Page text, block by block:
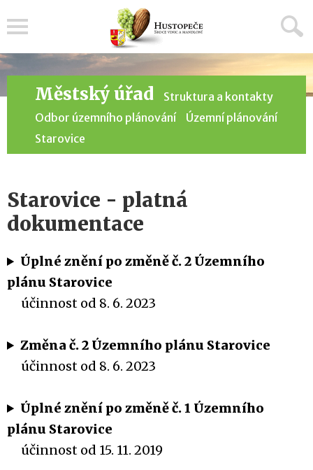
Městský úřad
Struktura a kontakty
Odbor územního plánování
Územní plánování
Starovice
Starovice - platná
dokumentace
Úplné znění po změně č. 2 Územního
plánu Starovice
účinnost od 8. 6. 2023
Změna č. 2 Územního plánu Starovice
účinnost od 8. 6. 2023
Úplné znění po změně č. 1 Územního
plánu Starovice
účinnost od 15. 11. 2019